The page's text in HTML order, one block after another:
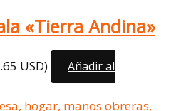
«Tierra Andina»
USD)
Añadir al